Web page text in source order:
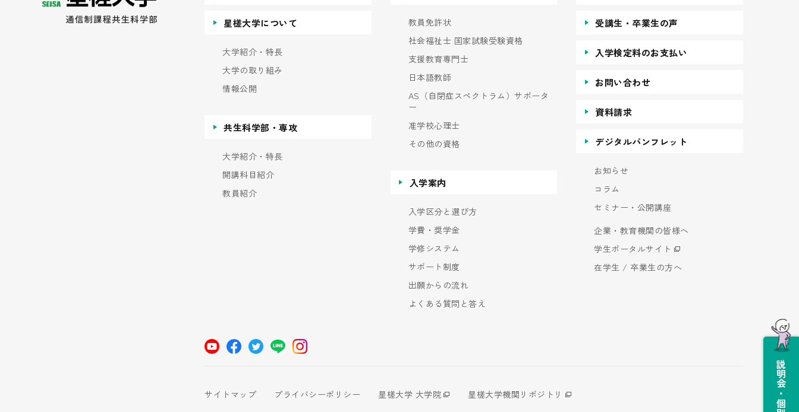
星槎大学について
大学紹介・特長
大学の取り組み
情報公開
共生科学部・専攻
大学紹介・特長
開講科目紹介
教員紹介
教員免許状
社会福祉士 国家試験受験資格
支援教育専門士
日本語教師
AS（自閉症スペクトラム）サポータ
ー
准学校心理士
その他の資格
入学案内
入学区分と選び方
学費・奨学金
学修システム
サポート制度
出願からの流れ
よくある質問と答え
受講生・卒業生の声
入学検定料のお支払い
お問い合わせ
資料請求
デジタルパンフレット
お知らせ
コラム
セミナー・公開講座
企業・教育機関の皆様へ
学生ポータルサイト
在学生 / 卒業生の方へ
サイトマップ プライバシーポリシー 星槎大学 大学院
星槎大学機関リポジトリ